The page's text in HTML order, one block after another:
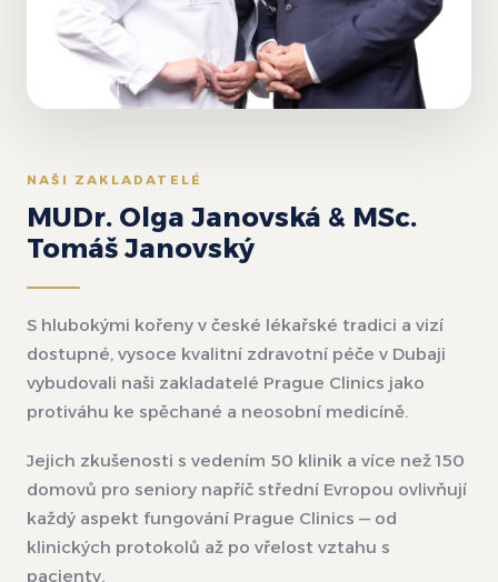
NAŠI ZAKLADATELÉ
MUDr. Olga Janovská & MSc.
Tomáš Janovský
S hlubokými kořeny v české lékařské tradici a vizí
dostupné, vysoce kvalitní zdravotní péče v Dubaji
vybudovali naši zakladatelé Prague Clinics jako
protiváhu ke spěchané a neosobní medicíně.
Jejich zkušenosti s vedením 50 klinik a více než 150
domovů pro seniory napříč střední Evropou ovlivňují
každý aspekt fungování Prague Clinics — od
klinických protokolů až po vřelost vztahu s
pacienty.